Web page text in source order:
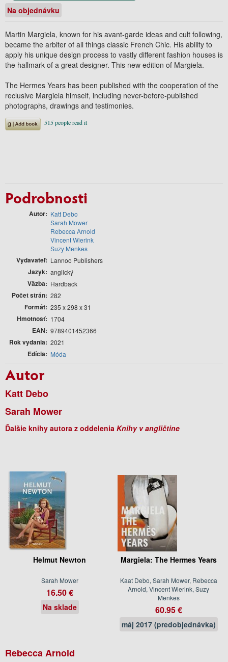
Na objednávku
Martin Margiela, known for his avant-garde ideas and cult following,
became the arbiter of all things classic French Chic. His ability to
apply his unique design process to vastly different fashion houses is
the hallmark of a great designer. This new edition of Margiela.
The Hermes Years has been published with the cooperation of the
reclusive Margiela himself, including never-before-published
photographs, drawings and testimonies.
Podrobnosti
Autor
Katt Debo
Sarah Mower
Rebecca Arnold
Vincent Wierink
Suzy Menkes
Vydavateľ Lannoo Publishers
Jazyk anglický
Väzba Hardback
Počet strán 282
Formát 235 x 298 x 31
Hmotnosť 1704
EAN 9789401452366
Rok vydania 2021
Edícia Móda
Autor
Katt Debo
Sarah Mower
Ďalšie knihy autora z oddelenia Knihy v angličtine
Helmut Newton
Sarah Mower
16.50 €
Na sklade
Margiela: The Hermes Years
Kaat Debo, Sarah Mower, Rebecca
Arnold, Vincent Wierink, Suzy
Menkes
60.95 €
máj 2017 (predobjednávka)
Rebecca Arnold